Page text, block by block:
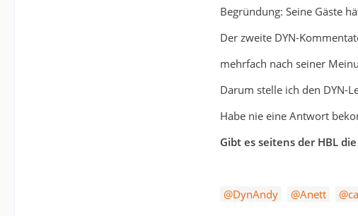
Begründung: Seine Gäste
Der zweite DYN-
mehrfach nach seiner
Darum stelle ich den DYN-
Habe nie eine Antwort
Gibt es seitens der HBL
DynAndy Anett